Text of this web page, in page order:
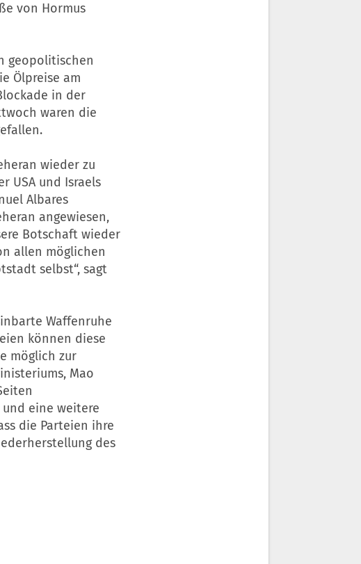
von Hormus
geopolitischen
Ölpreise am
in der
waren die
wieder zu
USA und Israels
Albares
angewiesen,
Botschaft wieder
allen möglichen
selbst“, sagt
Waffenruhe
können diese
möglich zur
Mao
eine weitere
die Parteien ihre
des